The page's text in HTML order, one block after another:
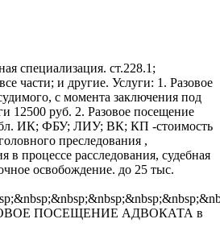
специализация. ст.228.1;
части; и другие. Услуги: 1. Разовое
с момента заключения под
12500 руб. 2. Разовое посещение
ИК; ФБУ; ЛИУ; ВК; КП -стоимость
преследования ,
в процессе расследования, судебная
освобождение. до 25 тыс.
ПОСЕЩЕНИЕ АДВОКАТА в